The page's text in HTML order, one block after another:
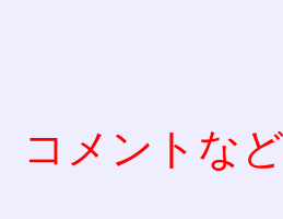
コメントな